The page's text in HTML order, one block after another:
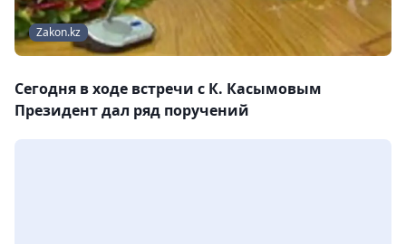
Zakon.kz
Сегодня в ходе встречи с К. Касымовым
Президент дал ряд поручений